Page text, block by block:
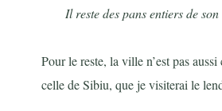
Il reste des pans entiers de
Pour le reste, la ville n’est pas
celle de Sibiu, que je visiterai le